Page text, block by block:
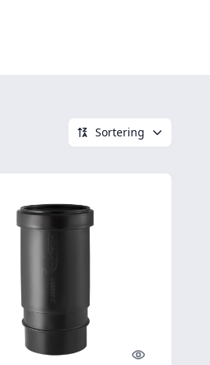
Sortering
Quick look